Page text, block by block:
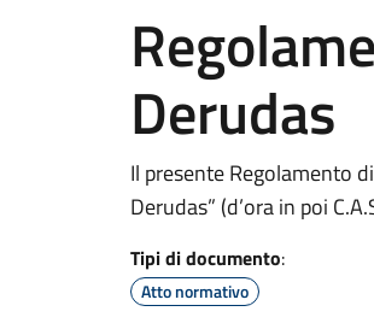
Derudas
Il presente Regolamento
Derudas” (d’ora in poi
Tipi di documento:
Atto normativo